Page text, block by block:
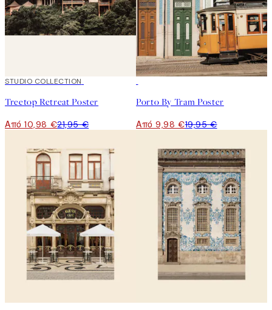
50%*
STUDIO COLLECTION
Treetop Retreat Poster
Από 10,98 €21,95 €
Porto By Tram Poster
Από 9,98 €19,95 €